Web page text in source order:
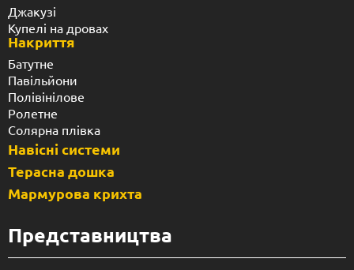
Джакузі
Купелі на дровах
Накриття
Батутне
Павільйони
Полівінілове
Ролетне
Солярна плівка
Навісні системи
Терасна дошка
Мармурова крихта
Представництва